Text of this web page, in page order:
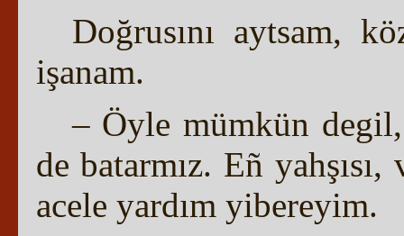
Doğrusını aytsam,
işanam.
– Öyle mümkün
de batarmız. Eñ
acele yardım yibereyim.